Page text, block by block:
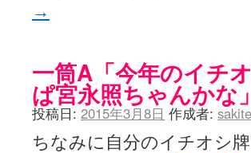
→
一筒A「今年のイチ
ぱ宮永照ちゃんか
投稿日: 2015年3月8日 作成者:
ちなみに自分のイチオシ